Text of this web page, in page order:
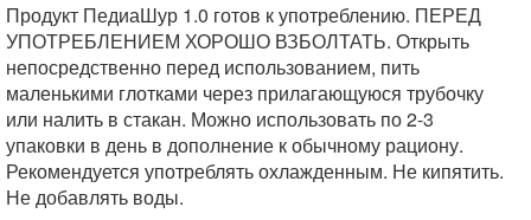
Продукт ПедиаШур 1.0 готов к употреблению. ПЕРЕД
УПОТРЕБЛЕНИЕМ ХОРОШО ВЗБОЛТАТЬ. Открыть
непосредственно перед использованием, пить
маленькими глотками через прилагающуюся трубочку
или налить в стакан. Можно использовать по 2-3
упаковки в день в дополнение к обычному рациону.
Рекомендуется употреблять охлажденным. Не кипятить.
Не добавлять воды.